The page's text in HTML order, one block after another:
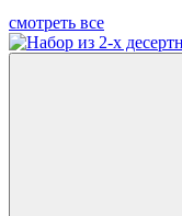
смотреть все